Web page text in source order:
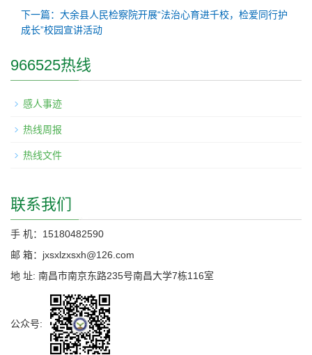
下一篇：大余县人民检察院开展“法治心育进千校，检爱同行护
成长”校园宣讲活动
966525热线
感人事迹
热线周报
热线文件
联系我们
手 机：15180482590
邮 箱：jxsxlzxsxh@126.com
地 址: 南昌市南京东路235号南昌大学7栋116室
公众号: